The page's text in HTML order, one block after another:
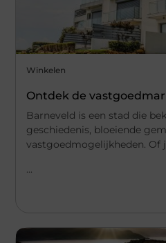
Winkelen
Ontdek de
Barneveld is een stad die
geschiedenis, bloeiende
vastgoedmogelijkheden. Of
...